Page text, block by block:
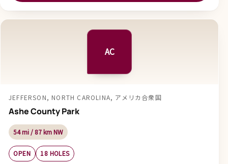
AC
JEFFERSON, NORTH CAROLINA, アメリカ合衆国
Ashe County Park
54 mi / 87 km NW
OPEN 18 HOLES